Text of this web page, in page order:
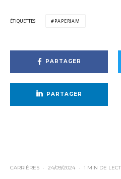
ÉTIQUETTES PAPERJAM
PARTAGER
PARTAGER
CARRIÈRES · 24/09/2024 · 1 MIN DE